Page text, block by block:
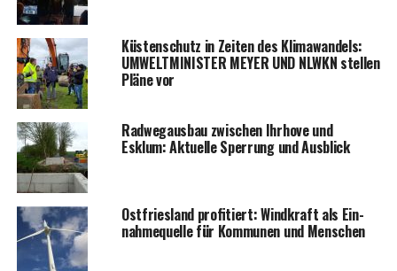
Küs­ten­schutz in Zei­ten des Kli­ma­wan­dels:
UMWELTMINISTER MEYER UND NLWKN stel­len
Plä­ne vor
Rad­weg­aus­bau zwi­schen Ihr­ho­ve und
Esklum: Aktu­el­le Sper­rung und Ausblick
Ost­fries­land pro­fi­tiert: Wind­kraft als Ein­
nah­me­quel­le für Kom­mu­nen und Menschen